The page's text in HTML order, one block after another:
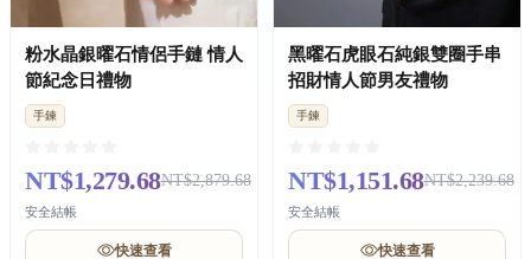
粉水晶銀曜石情侶手鏈 情人
節紀念日禮物
手鍊
NT$1,279.68NT$2,879.68
安全結帳
快速查看
黑曜石虎眼石純銀雙圈手串
招財情人節男友禮物
手鍊
NT$1,151.68NT$2,239.68
安全結帳
快速查看